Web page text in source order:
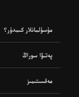
مۇسۇلمانلار كىمدۇر؟
پەتىۋا سوراڭ
مەقسىتىمىز